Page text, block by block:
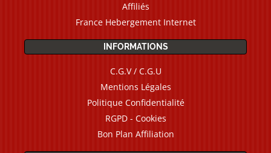
Affiliés
France Hebergement Internet
INFORMATIONS
C.G.V / C.G.U
Mentions Légales
Politique Confidentialité
RGPD - Cookies
Bon Plan Affiliation